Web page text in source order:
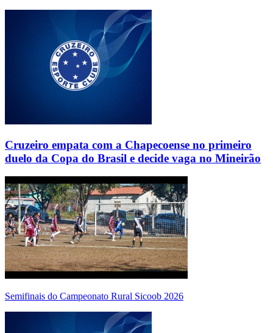
Cruzeiro empata com a Chapecoense no primeiro
duelo da Copa do Brasil e decide vaga no Mineirão
Semifinais do Campeonato Rural Sicoob 2026